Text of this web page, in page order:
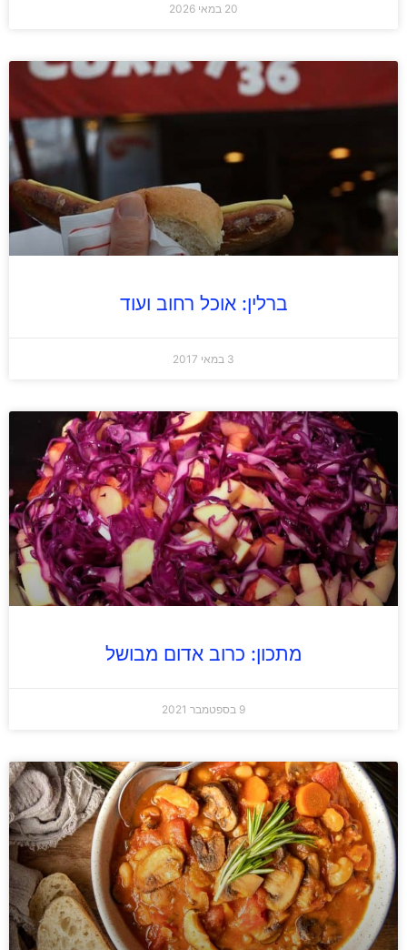
20 במאי 2026
ברלין: אוכל רחוב ועוד
3 במאי 2017
מתכון: כרוב אדום מבושל
9 בספטמבר 2021